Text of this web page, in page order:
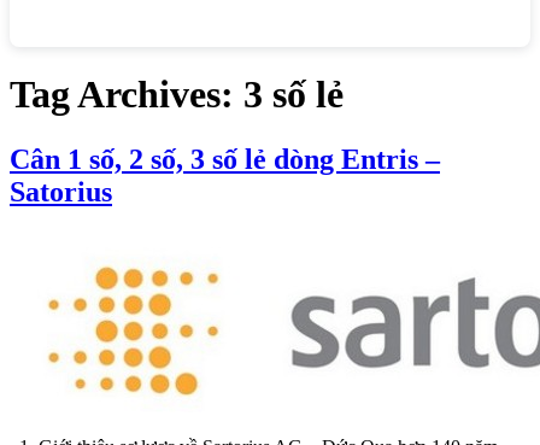
Tag Archives: 3 số lẻ
Cân 1 số, 2 số, 3 số lẻ dòng Entris –
Satorius